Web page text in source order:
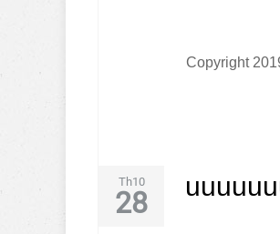
Copyright
Th10
28